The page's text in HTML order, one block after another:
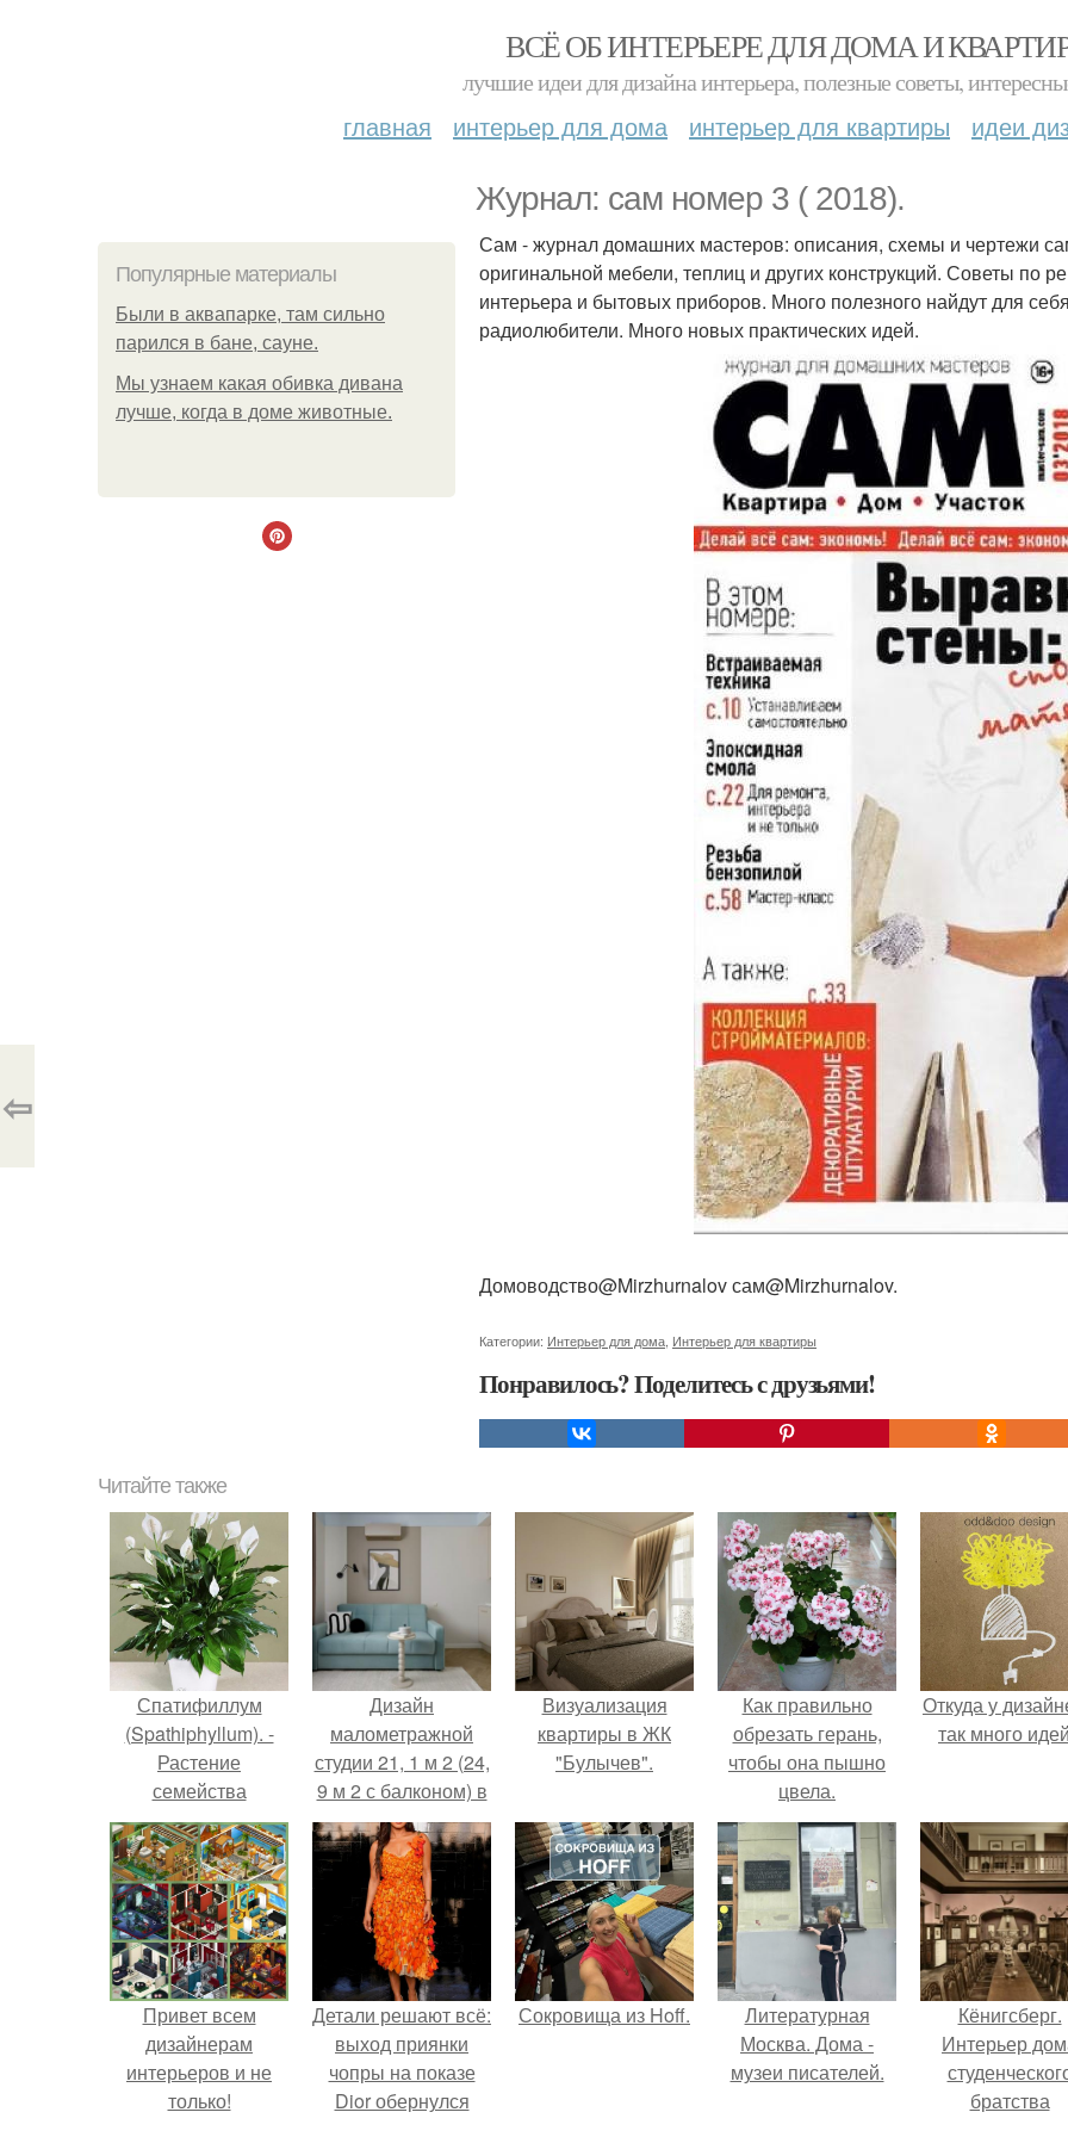
ВСЁ ОБ ИНТЕРЬЕРЕ ДЛЯ ДОМА И
лучшие идеи для дизайна интерьера, полезные советы,
главная интерьер для дома интерьер для квартиры идеи
Журнал: сам номер 3 ( 2018).
Популярные материалы
Были в аквапарке, там сильно
парился в бане, сауне.
Мы узнаем какая обивка дивана
лучше, когда в доме животные.
Сам - журнал домашних мастеров: описания, схемы и чертежи
оригинальной мебели, теплиц и других конструкций. Советы по
интерьера и бытовых приборов. Много полезного найдут для
радиолюбители. Много новых практических идей.
Домоводство@Mirzhurnalov сам@Mirzhurnalov.
Категории: Интерьер для дома Интерьер для квартиры
Понравилось? Поделитесь с друзьями!
⇦
Читайте также
Спатифиллум
(Spathiphyllum). -
Растение
семейства
ароидных.
Дизайн
малометражной
студии 21, 1 м 2 (24,
9 м 2 с балконом) в
Краснодаре.
Визуализация
квартиры в ЖК
"Булычев".
Как правильно
обрезать герань,
чтобы она пышно
цвела.
Откуда у
так много
Привет всем
дизайнерам
интерьеров и не
только!
Детали решают всё:
выход приянки
чопры на показе
Dior обернулся
Сокровища из Hoff.
Литературная
Москва. Дома -
музеи писателей.
Кёнигсберг.
Интерьер
братства